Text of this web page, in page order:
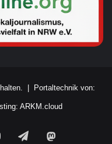
| Portaltechnik von:
ARKM.cloud
YouTubeTelegram